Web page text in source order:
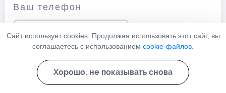
Ваш телефон
конфеденциальности
Сайт использует cookies. Продолжая использовать этот сайт, вы
соглашаетесь с использованием cookie-файлов
Хорошо, не показывать снова